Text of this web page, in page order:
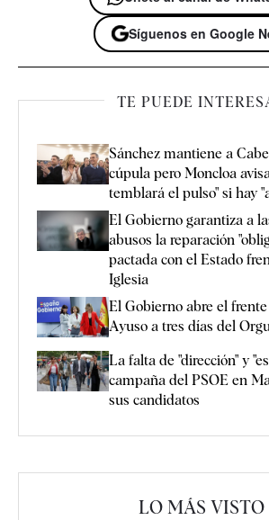
Síguenos en Google
TE PUEDE
Sánchez mantiene a
cúpula pero Moncloa
temblará el pulso" si hay
El Gobierno garantiza a
abusos la reparación
pactada con el Estado
Iglesia
El Gobierno abre el
Ayuso a tres días del
La falta de "dirección" y
campaña del PSOE en
sus candidatos
LO MÁS VISTO